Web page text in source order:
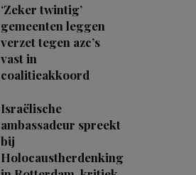
‘Zeker twintig’
gemeenten leggen
verzet tegen azc’s
vast in
coalitieakkoord
Israëlische
ambassadeur spreekt
bij
Holocaustherdenking